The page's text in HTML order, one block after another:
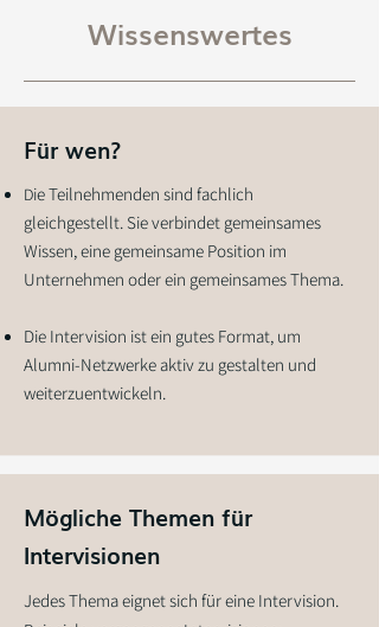
Wissenswertes
Für wen?
Die Teilnehmenden sind fachlich
gleichgestellt. Sie verbindet gemeinsames
Wissen, eine gemeinsame Position im
Unternehmen oder ein gemeinsames Thema.
Die Intervision ist ein gutes Format, um
Alumni-Netzwerke aktiv zu gestalten und
weiterzuentwickeln.
Mögliche Themen für
Intervisionen
Jedes Thema eignet sich für eine Intervision.